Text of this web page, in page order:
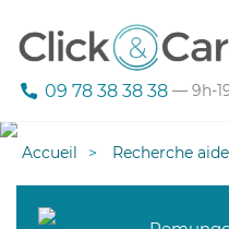
09 78 38 38 38 — 9h-
Accueil Recherche